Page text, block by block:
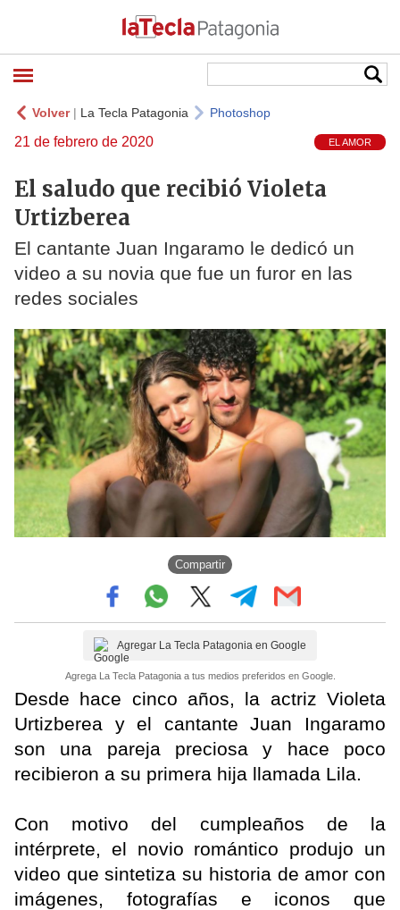
Volver| La Tecla Patagonia Photoshop
21 de febrero de 2020 EL AMOR
El saludo que recibió Violeta
Urtizberea
El cantante Juan Ingaramo le dedicó un
video a su novia que fue un furor en las
redes sociales
Compartir
Agregar La Tecla Patagonia en Google
Agrega La Tecla Patagonia a tus medios preferidos en Google.
Desde hace cinco años, la actriz Violeta
Urtizberea y el cantante Juan Ingaramo
son una pareja preciosa y hace poco
recibieron a su primera hija llamada Lila.
Con motivo del cumpleaños de la
intérprete, el novio romántico produjo un
video que sintetiza su historia de amor con
imágenes, fotografías e iconos que